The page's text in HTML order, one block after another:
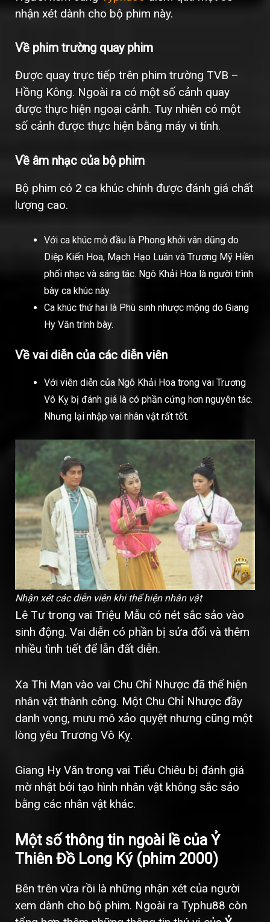
nhận xét dành cho bộ phim này.
Về phim trường quay phim
Được quay trực tiếp trên phim trường TVB –
Hồng Kông. Ngoài ra có một số cảnh quay
được thực hiện ngoại cảnh. Tuy nhiên có một
số cảnh được thực hiện bằng máy vi tính.
Về âm nhạc của bộ phim
Bộ phim có 2 ca khúc chính được đánh giá chất
lượng cao.
Với ca khúc mở đầu là Phong khởi vân dũng do
Diệp Kiến Hoa, Mạch Hạo Luân và Trương Mỹ Hiền
phối nhạc và sáng tác. Ngô Khải Hoa là người trình
bày ca khúc này.
Ca khúc thứ hai là Phù sinh nhược mộng do Giang
Hy Văn trình bày.
Về vai diễn của các diễn viên
Với viên diễn của Ngô Khải Hoa trong vai Trương
Vô Kỵ bị đánh giá là có phần cứng hơn nguyên tác.
Nhưng lại nhập vai nhân vật rất tốt.
Nhận xét các diễn viên khi thể hiện nhân vật
Lê Tư trong vai Triệu Mẫu có nét sắc sảo vào
sinh động. Vai diễn có phần bị sửa đổi và thêm
nhiều tình tiết để lẫn đất diễn.
Xa Thi Mạn vào vai Chu Chỉ Nhược đã thể hiện
nhân vật thành công. Một Chu Chỉ Nhược đầy
danh vọng, mưu mô xảo quyệt nhưng cũng một
lòng yêu Trương Vô Kỵ.
Giang Hy Văn trong vai Tiểu Chiêu bị đánh giá
mờ nhật bởi tạo hình nhân vật không sắc sảo
bằng các nhân vật khác.
Một số thông tin ngoài lề của Ỷ
Thiên Đồ Long Ký (phim 2000)
Bên trên vừa rồi là những nhận xét của người
xem dành cho bộ phim. Ngoài ra Typhu88 còn